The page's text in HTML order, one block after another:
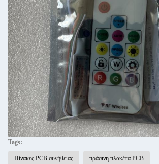
Tags:
Πίνακες PCB συνήθειας πράσινη πλακέτα PCB